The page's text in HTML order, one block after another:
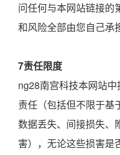
问任何与本网站链接的
和风险全部由您自己承
7责任限度
ng28南宫科技本网站
责任（包括但不限于基
数据丢失、间接损失、
害），无论这些损害是